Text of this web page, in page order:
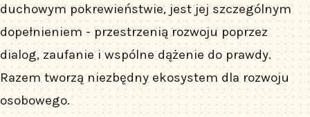
duchowym pokrewieństwie, jest jej szczególnym
dopełnieniem - przestrzenią rozwoju poprzez
dialog, zaufanie i wspólne dążenie do prawdy.
Razem tworzą niezbędny ekosystem dla rozwoju
osobowego.